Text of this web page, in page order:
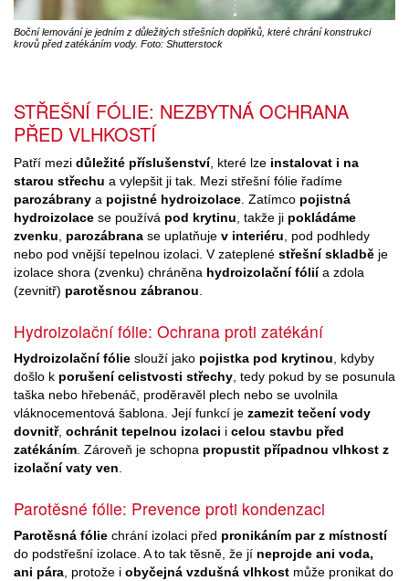
Boční lemování je jedním z důležitých střešních doplňků, které chrání konstrukci
krovů před zatékáním vody. Foto: Shutterstock
STŘEŠNÍ FÓLIE: NEZBYTNÁ OCHRANA
PŘED VLHKOSTÍ
Patří mezi důležité příslušenství, které lze instalovat i na
starou střechu a vylepšit ji tak. Mezi střešní fólie řadíme
parozábrany a pojistné hydroizolace. Zatímco pojistná
hydroizolace se používá pod krytinu, takže ji pokládáme
zvenku, parozábrana se uplatňuje v interiéru, pod podhledy
nebo pod vnější tepelnou izolaci. V zateplené střešní skladbě je
izolace shora (zvenku) chráněna hydroizolační fóliía zdola
(zevnitř) parotěsnou zábranou.
Hydroizolační fólie: Ochrana proti zatékání
Hydroizolační fólie slouží jako pojistka pod krytinou , kdyby
došlo k porušení celistvosti střechy , tedy pokud by se posunula
taška nebo hřebenáč, proděravěl plech nebo se uvolnila
vláknocementová šablona. Její funkcí je zamezit tečení vody
dovnitř, ochránit tepelnou izolaci i celou stavbu před
zatékáním . Zároveň je schopna propustit případnou vlhkost z
izolační vaty ven
Parotěsné fólie: Prevence proti kondenzaci
Parotěsná fólie chrání izolaci před pronikáním par z místností
do podstřešní izolace. A to tak těsně, že jí neprojde ani voda,
ani pára , protože i obyčejná vzdušná vlhkost může pronikat do